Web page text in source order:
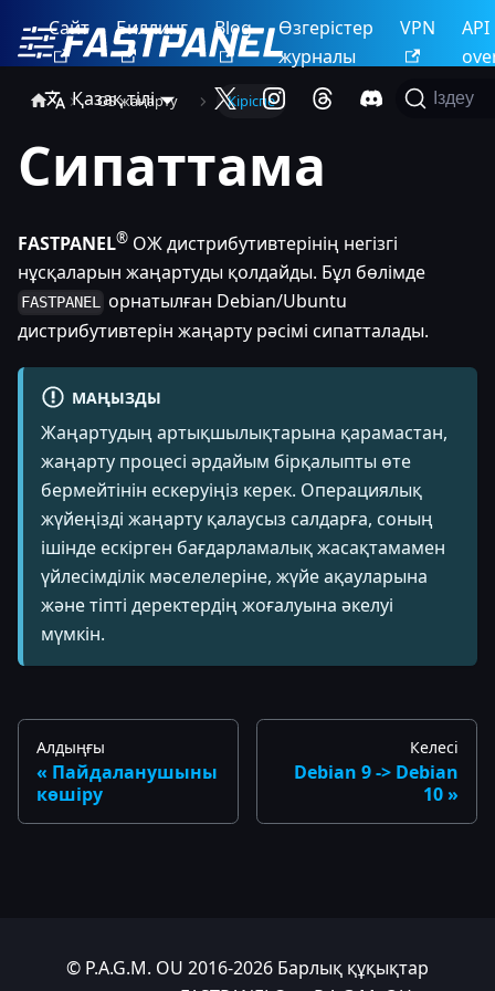
Сайт Биллинг Blog
Өзгерістер
журналы
VPN
API
Қазақ тілі
Іздеу
OS жаңарту Кіріспе
Сипаттама
FASTPANEL® ОЖ дистрибутивтерінің негізгі
нұсқаларын жаңартуды қолдайды. Бұл бөлімде
FASTPANEL орнатылған Debian/Ubuntu
дистрибутивтерін жаңарту рәсімі сипатталады.
МАҢЫЗДЫ
Жаңартудың артықшылықтарына қарамастан,
жаңарту процесі әрдайым бірқалыпты өте
бермейтінін ескеруіңіз керек. Операциялық
жүйеңізді жаңарту қалаусыз салдарға, соның
ішінде ескірген бағдарламалық жасақтамамен
үйлесімділік мәселелеріне, жүйе ақауларына
және тіпті деректердің жоғалуына әкелуі
мүмкін.
Алдыңғы
Пайдаланушыны
көшіру
Келесі
Debian 9 -> Debian
10
© P.A.G.M. OU 2016-2026 Барлық құқықтар